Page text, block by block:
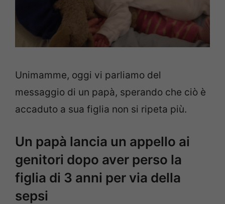
Unimamme, oggi vi parliamo del
messaggio di un papà, sperando che ciò è
accaduto a sua figlia non si ripeta più.
Un papà lancia un appello ai
genitori dopo aver perso la
figlia di 3 anni per via della
sepsi